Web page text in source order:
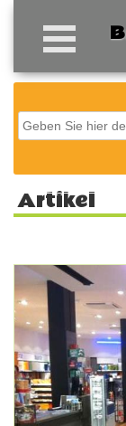
Artikel